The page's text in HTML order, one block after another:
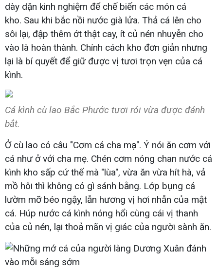
dày dặn kinh nghiệm để chế biến các món cá
kho. Sau khi bắc nồi nước già lửa. Thả cá lên cho
sôi lại, đập thêm ớt thật cay, ít củ nén nhuyễn cho
vào là hoàn thành. Chính cách kho đơn giản nhưng
lại là bí quyết để giữ được vị tươi trọn vẹn của cá
kình.
Cá kình cù lao Bắc Phước tươi rói vừa được đánh
bắt.
Ở cù lao có câu "Cơm cá cha mạ". Ý nói ăn cơm với
cá như ở với cha mẹ. Chén cơm nóng chan nước cá
kình kho sấp cứ thế mà "lùa", vừa ăn vừa hít hà, vả
mồ hôi thì không có gì sánh bằng. Lớp bụng cá
lườm mỡ béo ngậy, lẫn hương vị hơi nhẫn của mật
cá. Húp nước cá kình nóng hổi cùng cái vị thanh
của củ nén, lại thoả mãn vị giác của người sành ăn.